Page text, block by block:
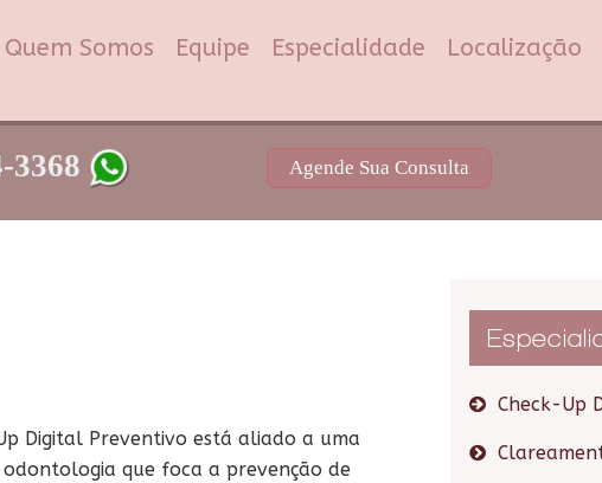
Quem Somos Equipe Especialidade Localização
3368 Agende Sua Consulta
Digital Preventivo está aliado a uma
que foca a prevenção de
Check-Up